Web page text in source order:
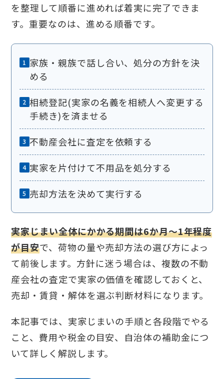
を整理して順番に進めれば着実に完了できま
す。重要なのは、進める順番です。
家族・親族で話し合い、処分の方針を決
める
相続登記(実家の名義を相続人へ変更する
手続き)を済ませる
不動産会社に査定を依頼する
実家を片付けて不用品を処分する
売却方法を決めて実行する
実家じまい全体にかかる期間は6か月〜1年程度
が目安で、荷物の量や売却方法の選び方によっ
て前後します。方針に迷う場合は、複数の不動
産会社の査定で実家の価値を確認しておくと、
売却・賃貸・解体を選ぶ判断材料になります。
本記事では、実家じまいの手順と各段階でやる
こと、費用や税金の目安、自治体の補助金につ
いて詳しく解説します。